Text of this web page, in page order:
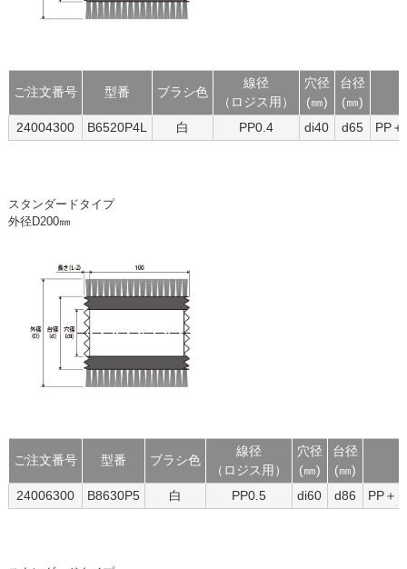
ご注文番号 型番 ブラシ色
線径
（ロジス用）
穴径
(㎜)
台径
(㎜)
24004300
B6520P4L 白 PP0.4 di40 d65 PP
スタンダードタイプ
外径D200㎜
ご注文番号 型番 ブラシ色
線径
（ロジス用）
穴径
(㎜)
台径
(㎜)
24006300
B8630P5 白 PP0.5 di60 d86 PP＋